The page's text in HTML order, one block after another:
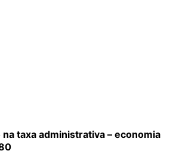
taxa administrativa – economia